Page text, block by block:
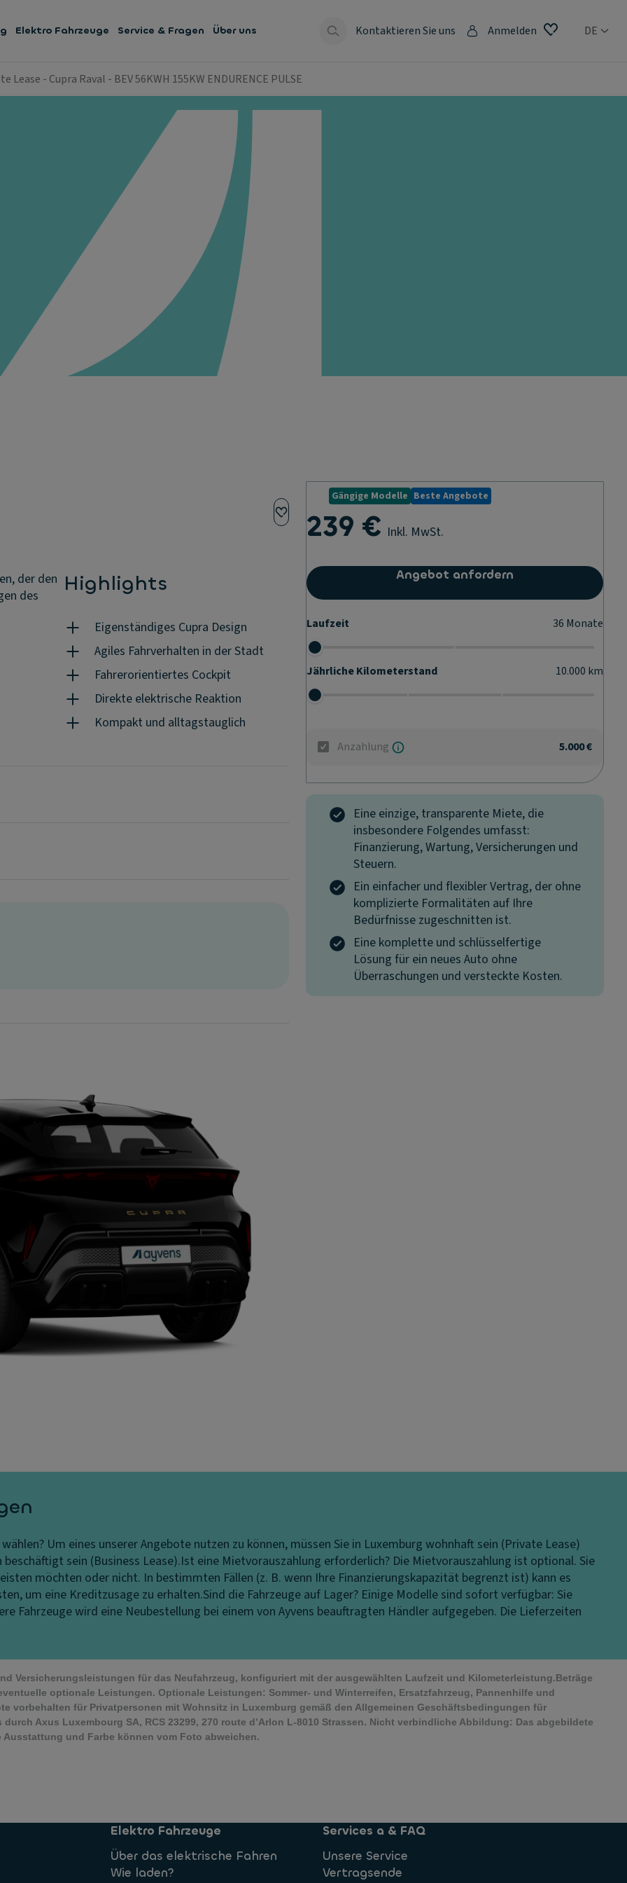
Elektro Fahrzeuge Service & Fragen Über uns Kontaktieren Sie uns Anmelden DE
Lease - Cupra Raval - BEV 56KWH 155KW ENDURENCE PULSE
Gängige Modelle Beste Angebote
239 € Inkl. MwSt.
Angebot anfordern
Laufzeit 36 Monate
Jährliche Kilometerstand 10.000 km
Anzahlung 5.000 €
Eine einzige, transparente Miete, die
insbesondere Folgendes umfasst:
Finanzierung, Wartung, Versicherungen und
Steuern.
Ein einfacher und flexibler Vertrag, der ohne
komplizierte Formalitäten auf Ihre
Bedürfnisse zugeschnitten ist.
Eine komplette und schlüsselfertige
Lösung für ein neues Auto ohne
Überraschungen und versteckte Kosten.
der den
des
Highlights
Eigenständiges Cupra Design
Agiles Fahrverhalten in der Stadt
Fahrerorientiertes Cockpit
Direkte elektrische Reaktion
Kompakt und alltagstauglich
Um eines unserer Angebote nutzen zu können, müssen Sie in Luxemburg wohnhaft sein (Private Lease)
sein (Business Lease).Ist eine Mietvorauszahlung erforderlich? Die Mietvorauszahlung ist optional. Sie
möchten oder nicht. In bestimmten Fällen (z. B. wenn Ihre Finanzierungskapazität begrenzt ist) kann es
um eine Kreditzusage zu erhalten.Sind die Fahrzeuge auf Lager? Einige Modelle sind sofort verfügbar: Sie
Fahrzeuge wird eine Neubestellung bei einem von Ayvens beauftragten Händler aufgegeben. Die Lieferzeiten
Versicherungsleistungen für das Neufahrzeug, konfiguriert mit der ausgewählten Laufzeit und Kilometerleistung.Beträge
optionale Leistungen. Optionale Leistungen: Sommer- und Winterreifen, Ersatzfahrzeug, Pannenhilfe und
vorbehalten für Privatpersonen mit Wohnsitz in Luxemburg gemäß den Allgemeinen Geschäftsbedingungen für
Axus Luxembourg SA, RCS 23299, 270 route d’Arlon L-8010 Strassen. Nicht verbindliche Abbildung: Das abgebildete
und Farbe können vom Foto abweichen.
Elektro Fahrzeuge
Über das elektrische Fahren
Wie laden?
Services a & FAQ
Unsere Service
Vertragsende